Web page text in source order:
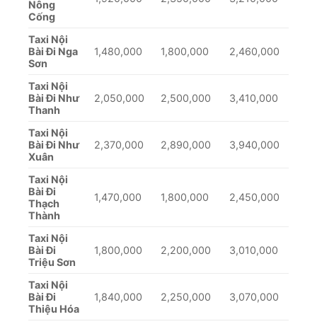
Nông
Cống
Taxi Nội
Bài Đi Nga
Sơn
1,480,000 1,800,000 2,460,000
Taxi Nội
Bài Đi Như
Thanh
2,050,000 2,500,000 3,410,000
Taxi Nội
Bài Đi Như
Xuân
2,370,000 2,890,000 3,940,000
Taxi Nội
Bài Đi
Thạch
Thành
1,470,000 1,800,000 2,450,000
Taxi Nội
Bài Đi
Triệu Sơn
1,800,000 2,200,000 3,010,000
Taxi Nội
Bài Đi
Thiệu Hóa
1,840,000 2,250,000 3,070,000